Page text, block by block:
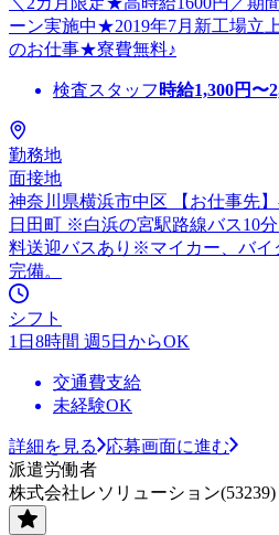
ーン実施中★2019年7月新工場立
のお仕事★寮費無料♪
検査スタッフ 時給1,300円〜
勤務地
面接地
神奈川県横浜市中区 【お仕事先
日田町 ※白浜の宮駅路線バス10
料送迎バスあり※マイカー、バ
完備。
シフト
1日8時間 週5日からOK
交通費支給
未経験OK
詳細を見る
応募画面に進む
派遣労働者
株式会社レソリューション(53239)